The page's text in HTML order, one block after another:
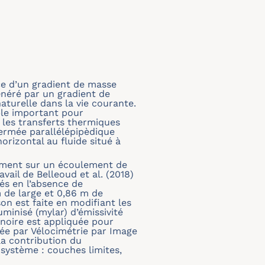
d’un gradient de masse
par un gradient de
dans la vie courante.
important pour
les transferts thermiques
parallélépipèdique
au fluide situé à
sur un écoulement de
de Belleoud et al. (2018)
en l’absence de
large et 0,86 m de
est faite en modifiant les
(mylar) d’émissivité
est appliquée pour
par Vélocimétrie par Image
contribution du
: couches limites,